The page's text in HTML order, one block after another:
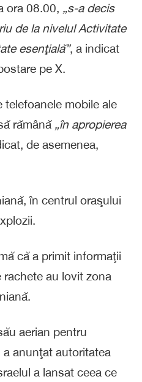
ora 08.00, „s-a decis
de la nivelul Activitate
esenţială”, a indicat
pe X.
telefoanele mobile ale
rămână „în apropierea
de asemenea,
în centrul oraşului
că a primit informaţii
au lovit zona
aerian pentru
anunţat autoritatea
a lansat ceea ce